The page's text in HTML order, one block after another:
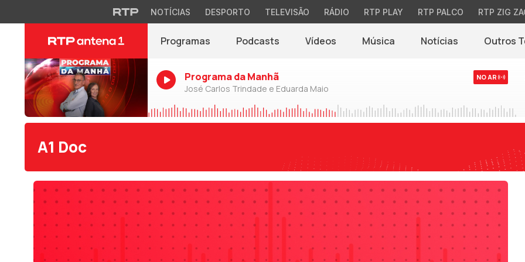
NOTÍCIAS DESPORTO TELEVISÃO RÁDIO RTP PLAY RTP PALCO RTP ZIG
Programas Podcasts Vídeos Música Notícias(abre em nova
Outros
Programa da Manhã
José Carlos Trindade e Eduarda Maio
NO AR
A1 Doc